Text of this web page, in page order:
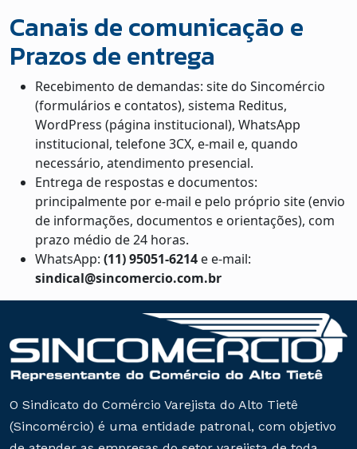
Canais de comunicação e
Prazos de entrega
Recebimento de demandas: site do Sincomércio
(formulários e contatos), sistema Reditus,
WordPress (página institucional), WhatsApp
institucional, telefone 3CX, e-mail e, quando
necessário, atendimento presencial.
Entrega de respostas e documentos:
principalmente por e-mail e pelo próprio site (envio
de informações, documentos e orientações), com
prazo médio de 24 horas.
WhatsApp: (11) 95051-6214 e e-mail:
sindical@sincomercio.com.br
O Sindicato do Comércio Varejista do Alto Tietê
(Sincomércio) é uma entidade patronal, com objetivo